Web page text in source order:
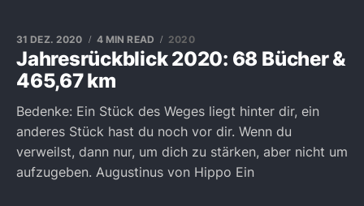
Jahresrückblick 2020: 68 Bücher &
465,67 km
31 DEZ. 2020 4 MIN READ 2020
Bedenke: Ein Stück des Weges liegt hinter dir, ein
anderes Stück hast du noch vor dir. Wenn du
verweilst, dann nur, um dich zu stärken, aber nicht um
aufzugeben. Augustinus von Hippo Ein